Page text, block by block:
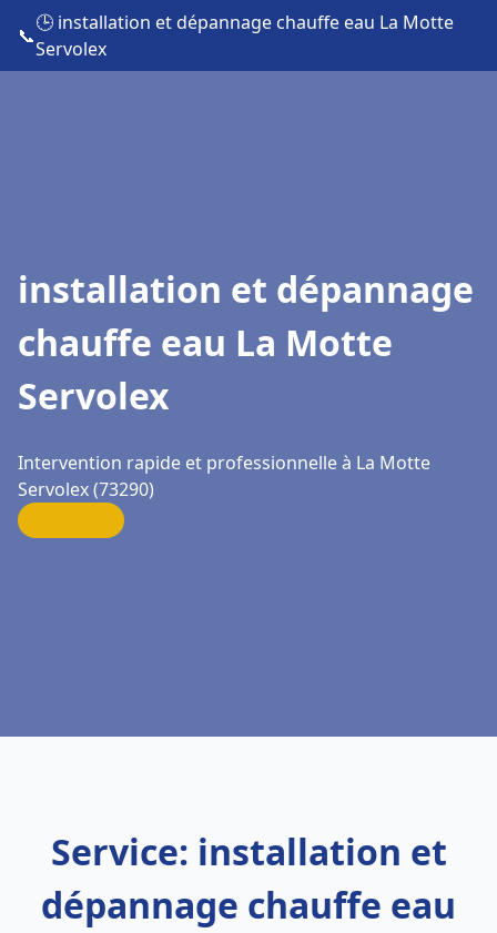
📞
🕒 installation et dépannage chauffe eau La Motte
Servolex
installation et dépannage
chauffe eau La Motte
Servolex
Intervention rapide et professionnelle à La Motte
Servolex (73290)
Service: installation et
dépannage chauffe eau